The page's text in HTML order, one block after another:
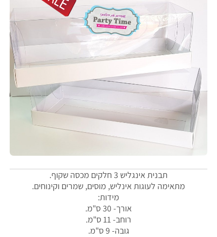
תבנית אינגליש 3 חלקים מכסה שקוף.
מתאימה לעוגות אינליש, מוסים, שמרים וקינוחים.
מידות:
אורך- 30 ס"מ.
רוחב- 11 ס"מ.
גובה- 9 ס"מ.